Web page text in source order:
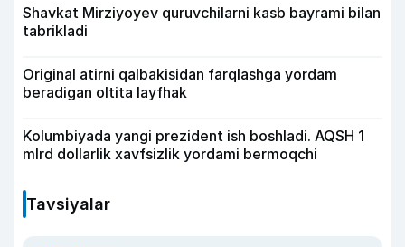
Shavkat Mirziyoyev quruvchilarni kasb bayrami bilan
tabrikladi
Original atirni qalbakisidan farqlashga yordam
beradigan oltita layfhak
Kolumbiyada yangi prezident ish boshladi. AQSH 1
mlrd dollarlik xavfsizlik yordami bermoqchi
Tavsiyalar